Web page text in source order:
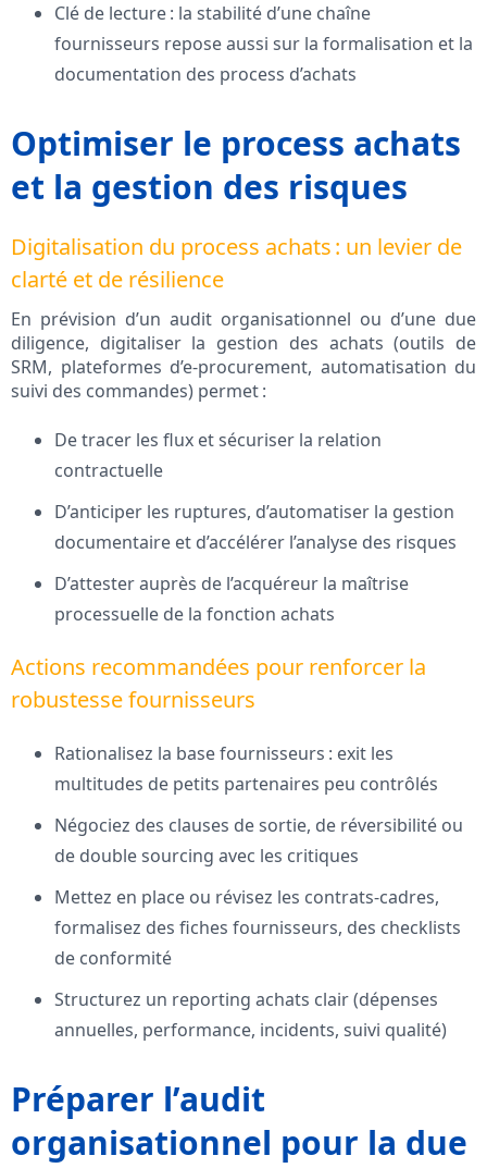
Clé de lecture : la stabilité d’une chaîne
fournisseurs repose aussi sur la formalisation et la
documentation des process d’achats
Optimiser le process achats
et la gestion des risques
Digitalisation du process achats : un levier de
clarté et de résilience
En prévision d’un audit organisationnel ou d’une due
diligence, digitaliser la gestion des achats (outils de
SRM, plateformes d’e-procurement, automatisation du
suivi des commandes) permet :
De tracer les flux et sécuriser la relation
contractuelle
D’anticiper les ruptures, d’automatiser la gestion
documentaire et d’accélérer l’analyse des risques
D’attester auprès de l’acquéreur la maîtrise
processuelle de la fonction achats
Actions recommandées pour renforcer la
robustesse fournisseurs
Rationalisez la base fournisseurs : exit les
multitudes de petits partenaires peu contrôlés
Négociez des clauses de sortie, de réversibilité ou
de double sourcing avec les critiques
Mettez en place ou révisez les contrats-cadres,
formalisez des fiches fournisseurs, des checklists
de conformité
Structurez un reporting achats clair (dépenses
annuelles, performance, incidents, suivi qualité)
Préparer l’audit
organisationnel pour la due